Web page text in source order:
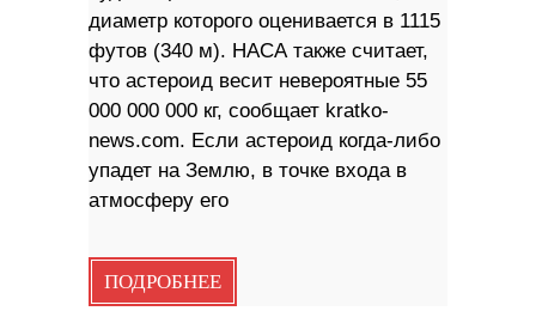
диаметр которого оценивается в 1115
футов (340 м). НАСА также считает,
что астероид весит невероятные 55
000 000 000 кг, сообщает kratko-
news.com. Если астероид когда-либо
упадет на Землю, в точке входа в
атмосферу его
ПОДРОБНЕЕ